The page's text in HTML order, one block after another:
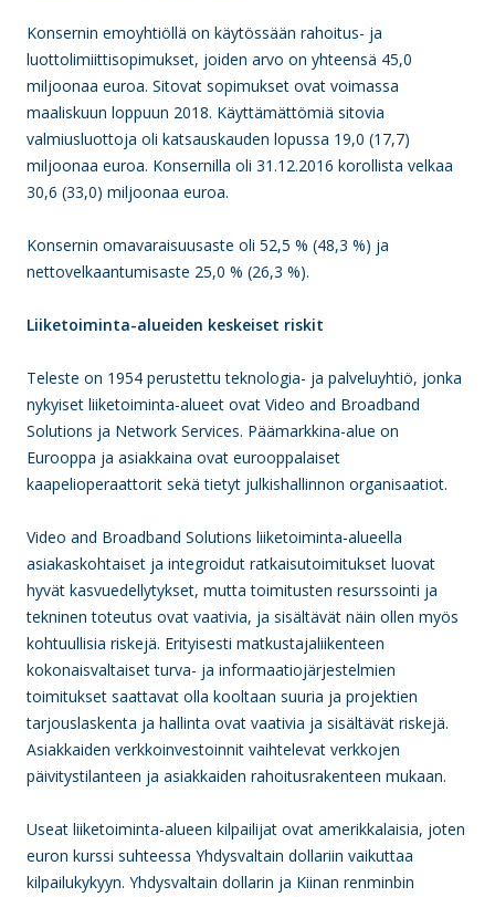
Konsernin emoyhtiöllä on käytössään rahoitus- ja
luottolimiittisopimukset, joiden arvo on yhteensä 45,0
miljoonaa euroa. Sitovat sopimukset ovat voimassa
maaliskuun loppuun 2018. Käyttämättömiä sitovia
valmiusluottoja oli katsauskauden lopussa 19,0 (17,7)
miljoonaa euroa. Konsernilla oli 31.12.2016 korollista velkaa
30,6 (33,0) miljoonaa euroa.
Konsernin omavaraisuusaste oli 52,5 % (48,3 %) ja
nettovelkaantumisaste 25,0 % (26,3 %).
Liiketoiminta-alueiden keskeiset riskit
Teleste on 1954 perustettu teknologia- ja palveluyhtiö, jonka
nykyiset liiketoiminta-alueet ovat Video and Broadband
Solutions ja Network Services. Päämarkkina-alue on
Eurooppa ja asiakkaina ovat eurooppalaiset
kaapelioperaattorit sekä tietyt julkishallinnon organisaatiot.
Video and Broadband Solutions liiketoiminta-alueella
asiakaskohtaiset ja integroidut ratkaisutoimitukset luovat
hyvät kasvuedellytykset, mutta toimitusten resurssointi ja
tekninen toteutus ovat vaativia, ja sisältävät näin ollen myös
kohtuullisia riskejä. Erityisesti matkustajaliikenteen
kokonaisvaltaiset turva- ja informaatiojärjestelmien
toimitukset saattavat olla kooltaan suuria ja projektien
tarjouslaskenta ja hallinta ovat vaativia ja sisältävät riskejä.
Asiakkaiden verkkoinvestoinnit vaihtelevat verkkojen
päivitystilanteen ja asiakkaiden rahoitusrakenteen mukaan.
Useat liiketoiminta-alueen kilpailijat ovat amerikkalaisia, joten
euron kurssi suhteessa Yhdysvaltain dollariin vaikuttaa
kilpailukykyyn. Yhdysvaltain dollarin ja Kiinan renminbin